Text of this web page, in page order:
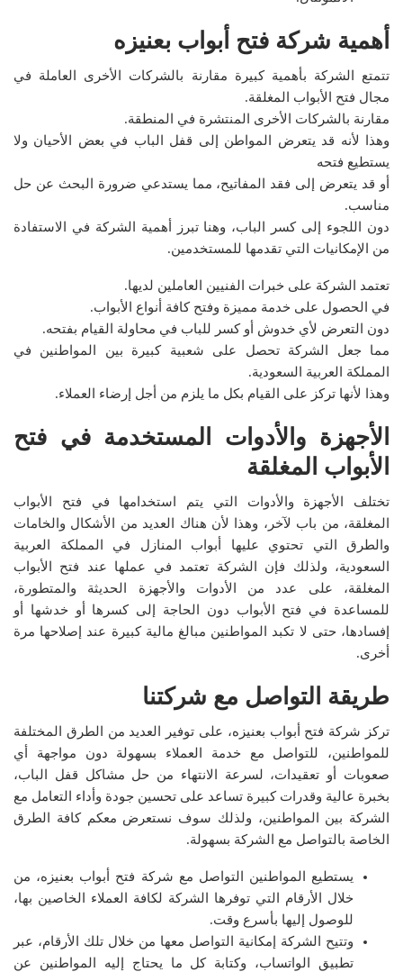
أهمية شركة فتح أبواب بعنيزه
تتمتع الشركة بأهمية كبيرة مقارنة بالشركات الأخرى العاملة في
مجال فتح الأبواب المغلقة.
مقارنة بالشركات الأخرى المنتشرة في المنطقة.
وهذا لأنه قد يتعرض المواطن إلى قفل الباب في بعض الأحيان ولا
يستطيع فتحه
أو قد يتعرض إلى فقد المفاتيح، مما يستدعي ضرورة البحث عن حل
مناسب.
دون اللجوء إلى كسر الباب، وهنا تبرز أهمية الشركة في الاستفادة
من الإمكانيات التي تقدمها للمستخدمين.
تعتمد الشركة على خبرات الفنيين العاملين لديها.
في الحصول على خدمة مميزة وفتح كافة أنواع الأبواب.
دون التعرض لأي خدوش أو كسر للباب في محاولة القيام بفتحه.
مما جعل الشركة تحصل على شعبية كبيرة بين المواطنين في
المملكة العربية السعودية.
وهذا لأنها تركز على القيام بكل ما يلزم من أجل إرضاء العملاء.
الأجهزة والأدوات المستخدمة في فتح
الأبواب المغلقة
تختلف الأجهزة والأدوات التي يتم استخدامها في فتح الأبواب
المغلقة، من باب لآخر، وهذا لأن هناك العديد من الأشكال والخامات
والطرق التي تحتوي عليها أبواب المنازل في المملكة العربية
السعودية، ولذلك فإن الشركة تعتمد في عملها عند فتح الأبواب
المغلقة، على عدد من الأدوات والأجهزة الحديثة والمتطورة،
للمساعدة في فتح الأبواب دون الحاجة إلى كسرها أو خدشها أو
إفسادها، حتى لا تكبد المواطنين مبالغ مالية كبيرة عند إصلاحها مرة
أخرى.
طريقة التواصل مع شركتنا
تركز شركة فتح أبواب بعنيزه، على توفير العديد من الطرق المختلفة
للمواطنين، للتواصل مع خدمة العملاء بسهولة دون مواجهة أي
صعوبات أو تعقيدات، لسرعة الانتهاء من حل مشاكل قفل الباب،
بخبرة عالية وقدرات كبيرة تساعد على تحسين جودة وأداء التعامل مع
الشركة بين المواطنين، ولذلك سوف نستعرض معكم كافة الطرق
الخاصة بالتواصل مع الشركة بسهولة.
يستطيع المواطنين التواصل مع شركة فتح أبواب بعنيزه، من
خلال الأرقام التي توفرها الشركة لكافة العملاء الخاصين بها،
للوصول إليها بأسرع وقت.
وتتيح الشركة إمكانية التواصل معها من خلال تلك الأرقام، عبر
تطبيق الواتساب، وكتابة كل ما يحتاج إليه المواطنين عن